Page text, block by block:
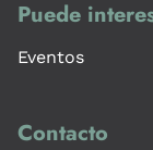
Puede
Eventos
Contacto